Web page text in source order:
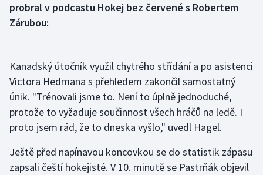
Krasobruslení
Lyže a snowboard
Moderní pětiboj
Motorsport
Olympijské hry
probral v podcastu Hokej bez červené s Robertem
Zárubou:
Kanadský útočník využil chytrého střídání a po asistenci
Victora Hedmana s přehledem zakončil samostatný
únik. "Trénovali jsme to. Není to úplně jednoduché,
protože to vyžaduje součinnost všech hráčů na ledě. I
proto jsem rád, že to dneska vyšlo," uvedl Hagel.
Ještě před napínavou koncovkou se do statistik zápasu
zapsali čeští hokejisté. V 10. minutě se Pastrňák objevil